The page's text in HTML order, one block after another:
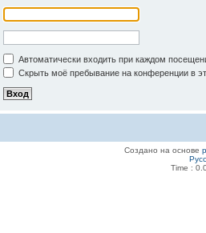
Автоматически входить при каждом
Скрыть моё пребывание на конференции в
Создано на основе
Time :